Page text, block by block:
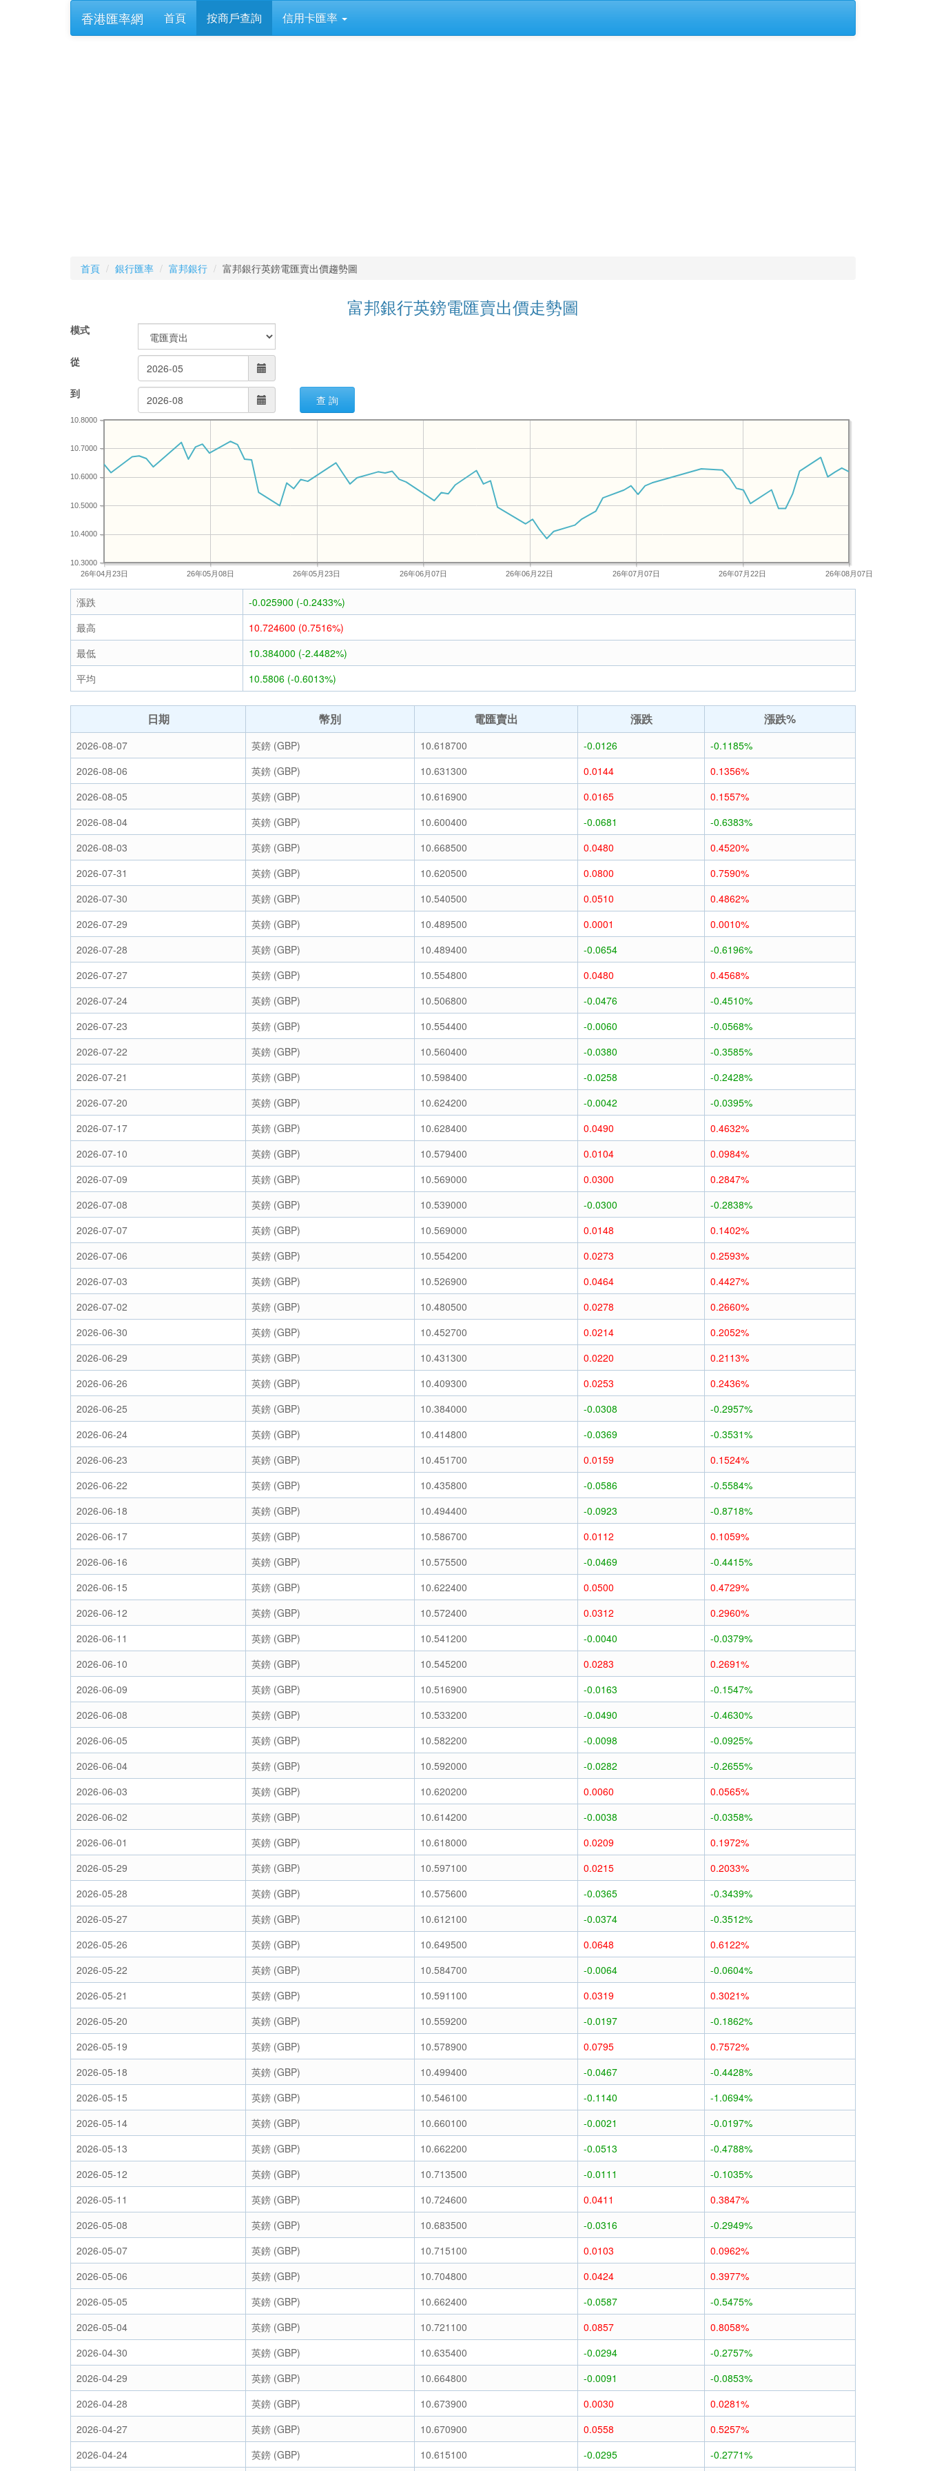
香港匯率網 首頁 按商戶查詢 信用卡匯率
首頁 銀行匯率 富邦銀行 富邦銀行英鎊電匯賣出價趨勢圖
富邦銀行英鎊電匯賣出價走勢圖
模式
從
到 查 詢
26年04月23日 26年05月08日 26年05月23日 26年06月07日 26年06月22日 26年07月07日 26年07月22日 26年08月07日
10.3000
10.4000
10.5000
10.6000
10.7000
10.8000
漲跌
-0.025900 (-0.2433%)
最高
10.724600 (0.7516%)
最低
10.384000 (-2.4482%)
平均
10.5806 (-0.6013%)
日期 幣別 電匯賣出 漲跌 漲跌%
2026-08-07 英鎊 (GBP) 10.618700 -0.0126
-0.1185%
2026-08-06
英鎊 (GBP) 10.631300 0.0144
0.1356%
2026-08-05
英鎊 (GBP) 10.616900 0.0165
0.1557%
2026-08-04
英鎊 (GBP) 10.600400 -0.0681
-0.6383%
2026-08-03
英鎊 (GBP) 10.668500 0.0480
0.4520%
2026-07-31
英鎊 (GBP) 10.620500 0.0800
0.7590%
2026-07-30
英鎊 (GBP) 10.540500 0.0510
0.4862%
2026-07-29
英鎊 (GBP) 10.489500 0.0001
0.0010%
2026-07-28
英鎊 (GBP) 10.489400 -0.0654
-0.6196%
2026-07-27
英鎊 (GBP) 10.554800 0.0480
0.4568%
2026-07-24
英鎊 (GBP) 10.506800 -0.0476
-0.4510%
2026-07-23
英鎊 (GBP) 10.554400 -0.0060
-0.0568%
2026-07-22
英鎊 (GBP) 10.560400 -0.0380
-0.3585%
2026-07-21
英鎊 (GBP) 10.598400 -0.0258
-0.2428%
2026-07-20
英鎊 (GBP) 10.624200 -0.0042
-0.0395%
2026-07-17
英鎊 (GBP) 10.628400 0.0490
0.4632%
2026-07-10
英鎊 (GBP) 10.579400 0.0104
0.0984%
2026-07-09
英鎊 (GBP) 10.569000 0.0300
0.2847%
2026-07-08
英鎊 (GBP) 10.539000 -0.0300
-0.2838%
2026-07-07
英鎊 (GBP) 10.569000 0.0148
0.1402%
2026-07-06
英鎊 (GBP) 10.554200 0.0273
0.2593%
2026-07-03
英鎊 (GBP) 10.526900 0.0464
0.4427%
2026-07-02
英鎊 (GBP) 10.480500 0.0278
0.2660%
2026-06-30
英鎊 (GBP) 10.452700 0.0214
0.2052%
2026-06-29
英鎊 (GBP) 10.431300 0.0220
0.2113%
2026-06-26
英鎊 (GBP) 10.409300 0.0253
0.2436%
2026-06-25
英鎊 (GBP) 10.384000 -0.0308
-0.2957%
2026-06-24
英鎊 (GBP) 10.414800 -0.0369
-0.3531%
2026-06-23
英鎊 (GBP) 10.451700 0.0159
0.1524%
2026-06-22
英鎊 (GBP) 10.435800 -0.0586
-0.5584%
2026-06-18
英鎊 (GBP) 10.494400 -0.0923
-0.8718%
2026-06-17
英鎊 (GBP) 10.586700 0.0112
0.1059%
2026-06-16
英鎊 (GBP) 10.575500 -0.0469
-0.4415%
2026-06-15
英鎊 (GBP) 10.622400 0.0500
0.4729%
2026-06-12
英鎊 (GBP) 10.572400 0.0312
0.2960%
2026-06-11
英鎊 (GBP) 10.541200 -0.0040
-0.0379%
2026-06-10
英鎊 (GBP) 10.545200 0.0283
0.2691%
2026-06-09
英鎊 (GBP) 10.516900 -0.0163
-0.1547%
2026-06-08
英鎊 (GBP) 10.533200 -0.0490
-0.4630%
2026-06-05
英鎊 (GBP) 10.582200 -0.0098
-0.0925%
2026-06-04
英鎊 (GBP) 10.592000 -0.0282
-0.2655%
2026-06-03
英鎊 (GBP) 10.620200 0.0060
0.0565%
2026-06-02
英鎊 (GBP) 10.614200 -0.0038
-0.0358%
2026-06-01
英鎊 (GBP) 10.618000 0.0209
0.1972%
2026-05-29
英鎊 (GBP) 10.597100 0.0215
0.2033%
2026-05-28
英鎊 (GBP) 10.575600 -0.0365
-0.3439%
2026-05-27
英鎊 (GBP) 10.612100 -0.0374
-0.3512%
2026-05-26
英鎊 (GBP) 10.649500 0.0648
0.6122%
2026-05-22
英鎊 (GBP) 10.584700 -0.0064
-0.0604%
2026-05-21
英鎊 (GBP) 10.591100 0.0319
0.3021%
2026-05-20
英鎊 (GBP) 10.559200 -0.0197
-0.1862%
2026-05-19
英鎊 (GBP) 10.578900 0.0795
0.7572%
2026-05-18
英鎊 (GBP) 10.499400 -0.0467
-0.4428%
2026-05-15
英鎊 (GBP) 10.546100 -0.1140
-1.0694%
2026-05-14
英鎊 (GBP) 10.660100 -0.0021
-0.0197%
2026-05-13
英鎊 (GBP) 10.662200 -0.0513
-0.4788%
2026-05-12
英鎊 (GBP) 10.713500 -0.0111
-0.1035%
2026-05-11
英鎊 (GBP) 10.724600 0.0411
0.3847%
2026-05-08
英鎊 (GBP) 10.683500 -0.0316
-0.2949%
2026-05-07
英鎊 (GBP) 10.715100 0.0103
0.0962%
2026-05-06
英鎊 (GBP) 10.704800 0.0424
0.3977%
2026-05-05
英鎊 (GBP) 10.662400 -0.0587
-0.5475%
2026-05-04
英鎊 (GBP) 10.721100 0.0857
0.8058%
2026-04-30
英鎊 (GBP) 10.635400 -0.0294
-0.2757%
2026-04-29
英鎊 (GBP) 10.664800 -0.0091
-0.0853%
2026-04-28
英鎊 (GBP) 10.673900 0.0030
0.0281%
2026-04-27
英鎊 (GBP) 10.670900 0.0558
0.5257%
2026-04-24
英鎊 (GBP) 10.615100 -0.0295 -0.2771%